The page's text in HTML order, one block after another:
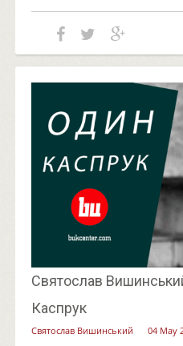
Святослав
Каспрук
Святослав Вишинський 04 May